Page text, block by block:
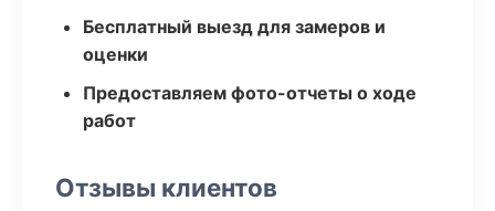
Бесплатный выезд для замеров и
оценки
Предоставляем фото-отчеты о ходе
работ
Отзывы клиентов